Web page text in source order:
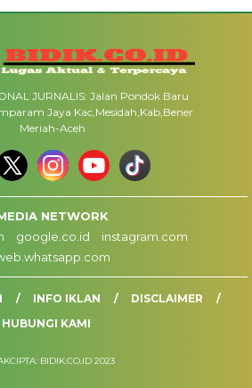
JURNALIS: Jalan Pondok Baru
Jaya Kac,Mesidah,Kab,Bener
Meriah-Aceh
NETWORK
google.co.id
instagram.com
INFO IKLAN
DISCLAIMER
HUBUNGI KAMI
BIDIK.CO.ID 2023